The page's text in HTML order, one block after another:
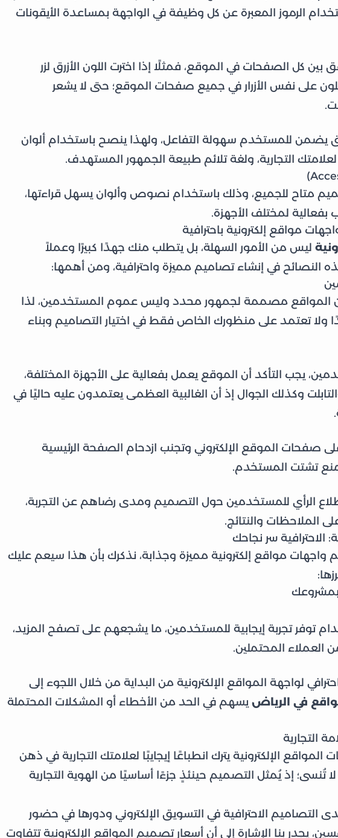
الرموز المعبرة عن كل وظيفة في الواجهة بمساعدة الأيقونات
بين كل الصفحات في الموقع، فمثلًا إذا اخترت اللون الأزرق لزر
على نفس الأزرار في جميع صفحات الموقع؛ حتى لا يشعر
يضمن للمستخدم سهولة التفاعل، ولهذا ينصح باستخدام ألوان
التجارية، ولغة تلائم طبيعة الجمهور المستهدف.
متاح للجميع، وذلك باستخدام نصوص وألوان يسهل قراءتها،
بفعالية لمختلف الأجهزة.
مواقع إلكترونية باحترافية
ليس من الأمور السهلة، بل يتطلب منك جهدًا كبيرًا وعملاً
النصائح في إنشاء تصاميم مميزة واحترافية، ومن أهمها:
أن المواقع مصممة لجمهور محدد وليس عموم المستخدمين، لذا
ولا تعتمد على منظورك الخاص فقط في اختيار التصاميم وبناء
يجب التأكد أن الموقع يعمل بفعالية على الأجهزة المختلفة،
وكذلك الجوال إذ أن الغالبية العظمى يعتمدون عليه حاليًا في
الموقع الإلكتروني وتجنب ازدحام الصفحة الرئيسية
تشتت المستخدم.
الرأي للمستخدمين حول التصميم ومدى رضاهم عن التجربة،
الملاحظات والنتائج.
الاحترافية سر نجاحك
مواقع إلكترونية مميزة وجذابة، نذكرك بأن هذا سيعم عليك
بمشروعك
توفر تجربة إيجابية للمستخدمين، ما يشجعهم على تصفح المزيد،
المحتملين.
لواجهة المواقع الإلكترونية من البداية من خلال اللجوء إلى
في الرياض يسهم في الحد من الأخطاء أو المشكلات المحتملة
التجارية
الإلكترونية يترك انطباعًا إيجايبًا لعلامتك التجارية في ذهن
تُنسى؛ إذ يُمثل التصميم حينئذٍ جزءًا أساسيًا من الهوية التجارية
الاحترافية في التسويق الإلكتروني ودورها في حضور
يجدر بنا الإشارة إلى أن أسعار تصميم المواقع الإلكترونية تتفاوت